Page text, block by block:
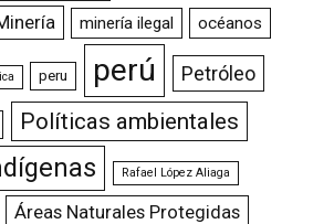
minería ilegal océanos
peru perú Petróleo
Políticas ambientales
Rafael López Aliaga
Áreas Naturales Protegidas